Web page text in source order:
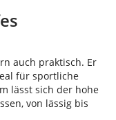
auch praktisch. Er
für sportliche
lässt sich der hohe
von lässig bis